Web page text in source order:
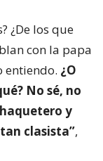
¿De los que
con la papa
entiendo. ¿O
No sé, no
y
clasista”,